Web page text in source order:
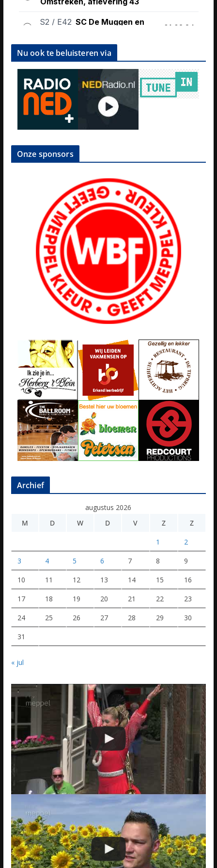
Nu ook te beluisteren via
Onze sponsors
Archief
augustus 2026
M
D W D V Z Z
1 2
3 4 5 6 7 8 9
10 11 12 13 14 15 16
17 18 19 20 21 22 23
24 25 26 27 28 29 30
31
« jul